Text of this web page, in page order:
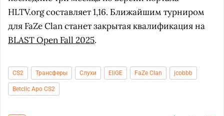
HLTV.org составляет 1,16. Ближайшим турниром
для FaZe Clan станет закрытая квалификация на
BLAST Open Fall 2025.
CS2 Трансферы Слухи EliGE FaZe Clan jcobbb
Betclic Apo CS2